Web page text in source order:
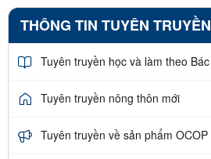
THÔNG TIN TUYÊN TRUYỀN
Tuyên truyền học và làm theo Bác
Tuyên truyền nông thôn mới
Tuyên truyền về sản phẩm OCOP